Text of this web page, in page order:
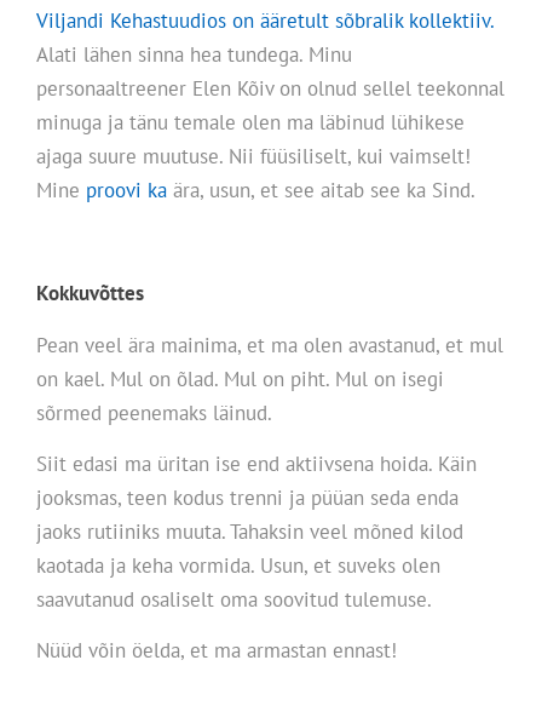
Viljandi Kehastuudios on ääretult sõbralik kollektiiv.
Alati lähen sinna hea tundega. Minu
personaaltreener Elen Kõiv on olnud sellel teekonnal
minuga ja tänu temale olen ma läbinud lühikese
ajaga suure muutuse. Nii füüsiliselt, kui vaimselt!
Mine proovi ka ära, usun, et see aitab see ka Sind.
Kokkuvõttes
Pean veel ära mainima, et ma olen avastanud, et mul
on kael. Mul on õlad. Mul on piht. Mul on isegi
sõrmed peenemaks läinud.
Siit edasi ma üritan ise end aktiivsena hoida. Käin
jooksmas, teen kodus trenni ja püüan seda enda
jaoks rutiiniks muuta. Tahaksin veel mõned kilod
kaotada ja keha vormida. Usun, et suveks olen
saavutanud osaliselt oma soovitud tulemuse.
Nüüd võin öelda, et ma armastan ennast!